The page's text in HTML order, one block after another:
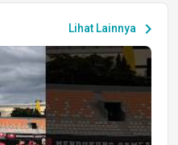
Lihat Lainnya chevron_right